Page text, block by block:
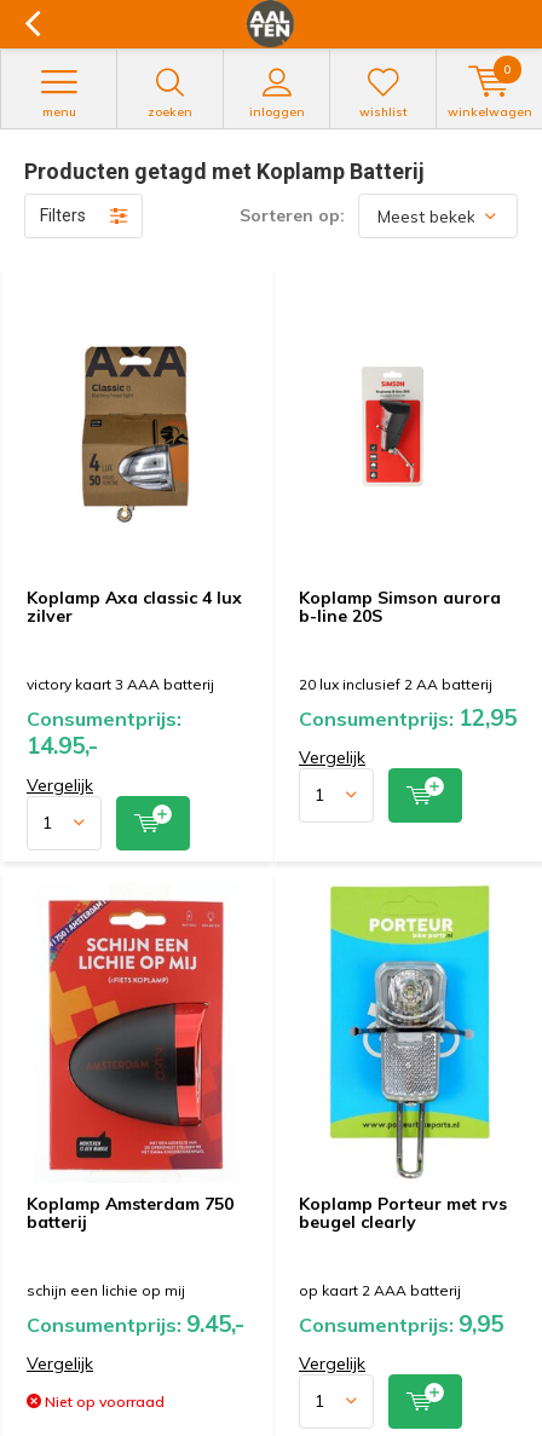
zoeken inloggen
menu wishlist winkelwagen
0
Producten getagd met Koplamp Batterij
Filters Sorteren op:
Koplamp Axa classic 4 lux
zilver
victory kaart 3 AAA batterij
Consumentprijs:
14.95,-
Vergelijk
Koplamp Simson aurora
b-line 20S
20 lux inclusief 2 AA batterij
Consumentprijs: 12,95
Vergelijk
Koplamp Amsterdam 750
batterij
schijn een lichie op mij
Consumentprijs: 9.45,-
Vergelijk
Niet op voorraad
Koplamp Porteur met rvs
beugel clearly
op kaart 2 AAA batterij
Consumentprijs: 9,95
Vergelijk